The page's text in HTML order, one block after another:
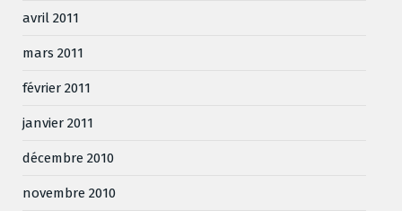
avril 2011
mars 2011
février 2011
janvier 2011
décembre 2010
novembre 2010